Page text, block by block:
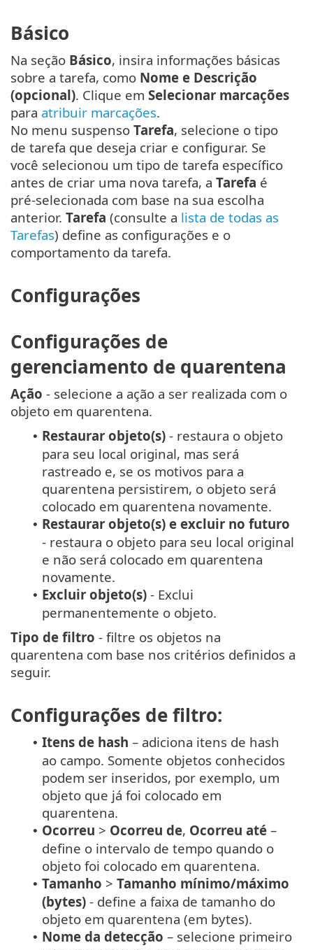
Básico
Na seção Básico, insira informações básicas
sobre a tarefa, como Nome e Descrição
(opcional). Clique em Selecionar marcações
para atribuir marcações.
No menu suspenso Tarefa, selecione o tipo
de tarefa que deseja criar e configurar. Se
você selecionou um tipo de tarefa específico
antes de criar uma nova tarefa, a Tarefa é
pré-selecionada com base na sua escolha
anterior. Tarefa (consulte a lista de todas as
Tarefas) define as configurações e o
comportamento da tarefa.
Configurações
Configurações de
gerenciamento de quarentena
Ação - selecione a ação a ser realizada com o
objeto em quarentena.
• Restaurar objeto(s) - restaura o objeto
para seu local original, mas será
rastreado e, se os motivos para a
quarentena persistirem, o objeto será
colocado em quarentena novamente.
• Restaurar objeto(s) e excluir no futuro
- restaura o objeto para seu local original
e não será colocado em quarentena
novamente.
• Excluir objeto(s) - Exclui
permanentemente o objeto.
Tipo de filtro - filtre os objetos na
quarentena com base nos critérios definidos a
seguir.
Configurações de filtro:
• Itens de hash – adiciona itens de hash
ao campo. Somente objetos conhecidos
podem ser inseridos, por exemplo, um
objeto que já foi colocado em
quarentena.
• Ocorreu > Ocorreu de, Ocorreu até –
define o intervalo de tempo quando o
objeto foi colocado em quarentena.
• Tamanho > Tamanho mínimo/máximo
(bytes) - define a faixa de tamanho do
objeto em quarentena (em bytes).
• Nome da detecção – selecione primeiro